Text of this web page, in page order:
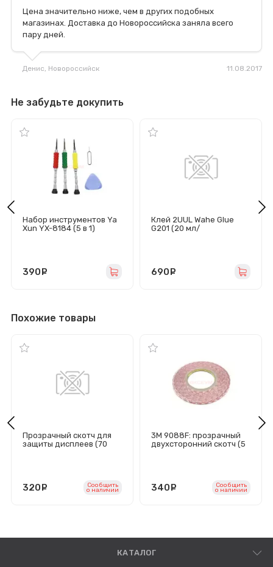
Цена значительно ниже, чем в других подобных
магазинах. Доставка до Новороссийска заняла всего
пару дней.
Денис, Новороссийск 11.08.2017
Не забудьте докупить
Набор инструментов Ya
Xun YX-8184 (5 в 1)
390
Клей 2UUL Wahe Glue
G201 (20 мл/
690
Похожие товары
Прозрачный скотч для
защиты дисплеев (70
320 руб.Сообщить
o наличии
3M 9088F: прозрачный
двухсторонний скотч (5
340 руб.Сообщить
o наличии
КАТАЛОГ